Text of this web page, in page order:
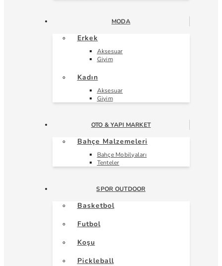
MODA
Erkek
Aksesuar
Giyim
Kadın
Aksesuar
Giyim
OTO & YAPI MARKET
Bahçe Malzemeleri
Bahçe Mobilyaları
Tenteler
SPOR OUTDOOR
Basketbol
Futbol
Koşu
Pickleball